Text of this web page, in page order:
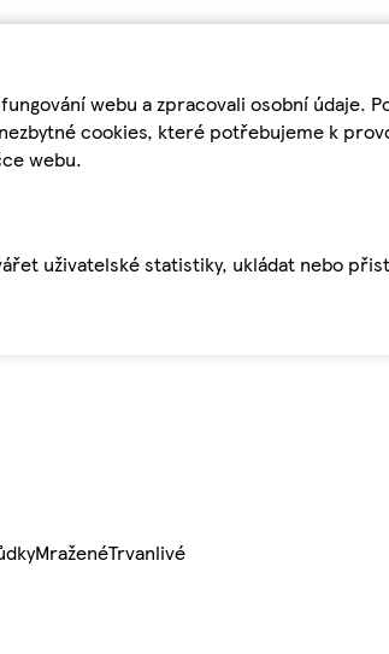
webu a zpracovali osobní údaje.
cookies, které potřebujeme k
webu.
uživatelské statistiky, ukládat nebo
MraženéTrvanlivé